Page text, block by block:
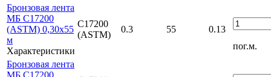
Бронзовая лента
МБ С17200
(ASTM) 0,30х55
м
Характеристики
С17200
(ASTM)
0.3 55
0.13
пог.м.
Бронзовая лента
МБ С17200